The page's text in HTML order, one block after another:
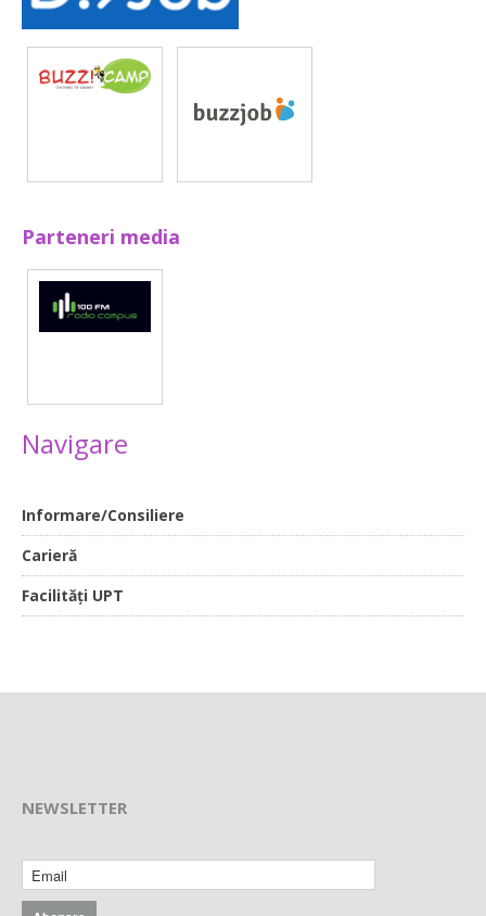
Parteneri media
Navigare
Informare/Consiliere
Carieră
Facilități UPT
NEWSLETTER